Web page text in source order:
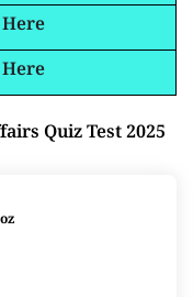
Quiz Test 2025